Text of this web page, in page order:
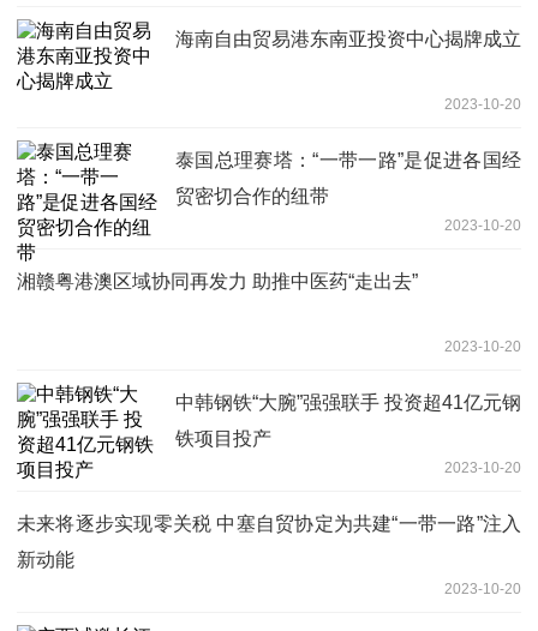
海南自由贸易港东南亚投资中心揭牌成立
2023-10-20
泰国总理赛塔：“一带一路”是促进各国经
贸密切合作的纽带
2023-10-20
湘赣粤港澳区域协同再发力 助推中医药“走出去”
2023-10-20
中韩钢铁“大腕”强强联手 投资超41亿元钢
铁项目投产
2023-10-20
未来将逐步实现零关税 中塞自贸协定为共建“一带一路”注入
新动能
2023-10-20